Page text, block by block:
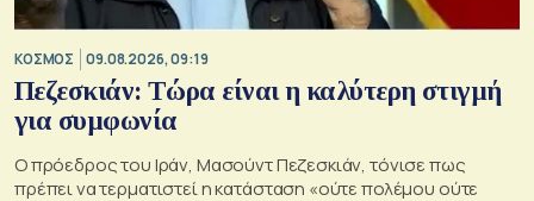
ΚΟΣΜΟΣ 09.08.2026, 09:19
Πεζεσκιάν: Τώρα είναι η καλύτερη στιγμή
για συμφωνία
Ο πρόεδρος του Ιράν, Μασούντ Πεζεσκιάν, τόνισε πως
πρέπει να τερματιστεί η κατάσταση «ούτε πολέμου ούτε